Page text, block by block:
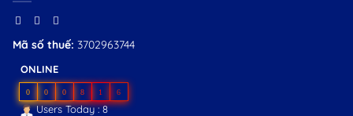
Mã số thuế: 3702963744
ONLINE
0 0 0 8 1 6
Users Today : 8